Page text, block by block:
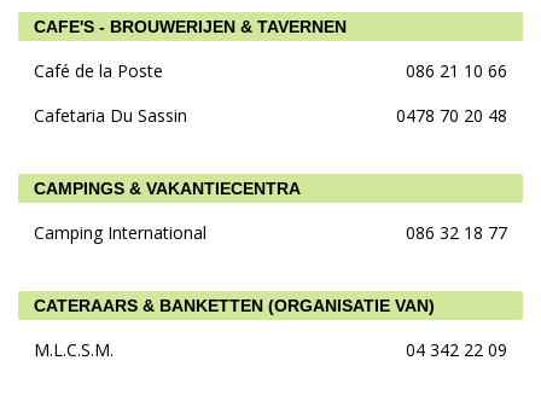
CAFE'S - BROUWERIJEN & TAVERNEN
Café de la Poste
086 21 10 66
Cafetaria Du Sassin
0478 70 20 48
CAMPINGS & VAKANTIECENTRA
Camping International 086 32 18 77
CATERAARS & BANKETTEN (ORGANISATIE VAN)
M.L.C.S.M. 04 342 22 09